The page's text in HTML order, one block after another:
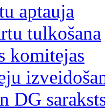
aptauja
tulkošana
komitejas
DG